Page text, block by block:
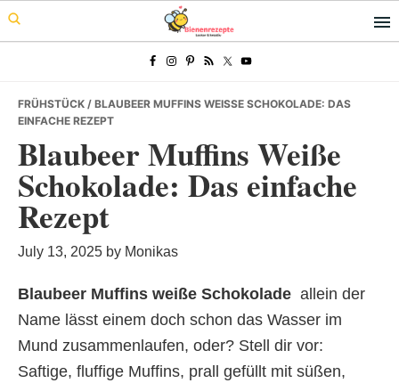
Skip
to
Skip
to
Skip
to
FRÜHSTÜCK / BLAUBEER MUFFINS WEISSE SCHOKOLADE: DAS E
INFACHE REZEPT
Blaubeer Muffins Weiße
Schokolade: Das einfache
Rezept
July 13, 2025 by Monikas
Blaubeer Muffins weiße Schokolade  allein der
Name lässt einem doch schon das Wasser im
Mund zusammenlaufen, oder? Stell dir vor:
Saftige, fluffige Muffins, prall gefüllt mit süßen,